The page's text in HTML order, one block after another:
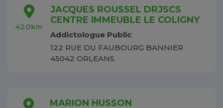
42.0km
JACQUES ROUSSEL DRJSCS
CENTRE IMMEUBLE LE COLIGNY
Addictologue Public
122 RUE DU FAUBOURG BANNIER
45042 ORLEANS
MARION HUSSON